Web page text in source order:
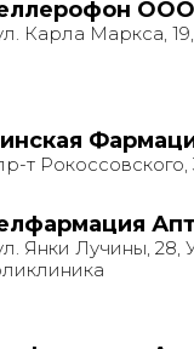
ООО
Карла Маркса,
т Рокоссовского,
Янки Лучины, 28,